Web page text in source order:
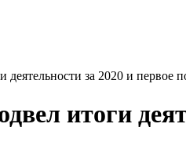
за 2020 и первое
итоги